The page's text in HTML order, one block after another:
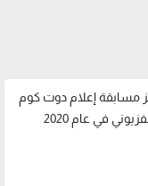
مسابقة إعلام دوت كوم
في عام 2020